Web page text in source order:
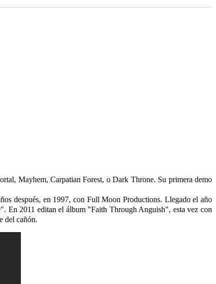
Mayhem, Carpatian Forest, o Dark Throne. Su primera demo
después, en 1997, con Full Moon Productions. Llegado el año
En 2011 editan el álbum "Faith Through Anguish", esta vez con
del cañón.